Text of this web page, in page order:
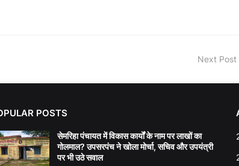
Next Post
POSTS
सेमरिहा पंचायत में विकास कार्यों के नाम पर लाखों का
गोलमाल? उपसरपंच ने खोला मोर्चा, सचिव और उपयंत्री
पर भी उठे सवाल